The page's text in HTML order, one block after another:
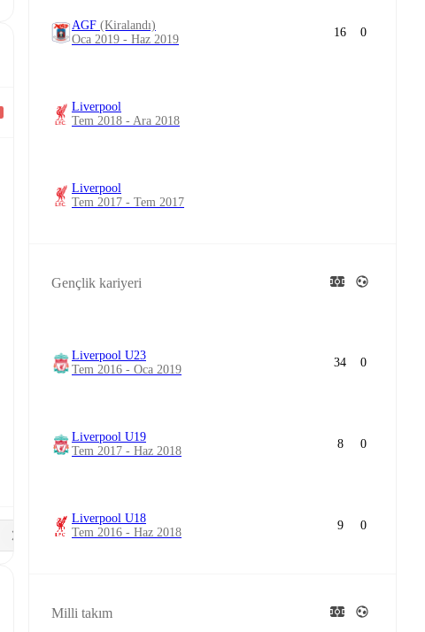
AGF (Kiralandı)
Oca 2019 - Haz 2019
16 0
Liverpool
Tem 2018 - Ara 2018
Liverpool
Tem 2017 - Tem 2017
Gençlik kariyeri
Liverpool U23
Tem 2016 - Oca 2019
34 0
Liverpool U19
Tem 2017 - Haz 2018
8 0
Liverpool U18
Tem 2016 - Haz 2018
9 0
Milli takım